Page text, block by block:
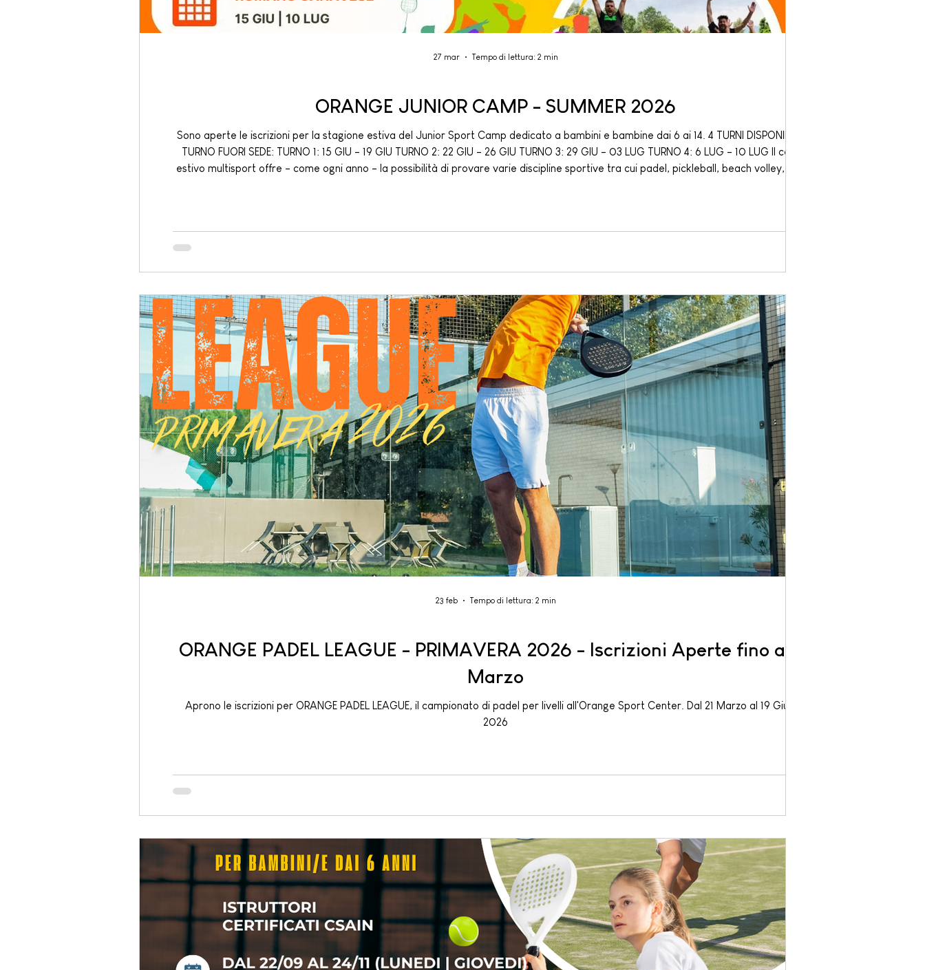
ORANGE JUNIOR CAMP - SUMMER 2026
Sono aperte le iscrizioni per la stagione estiva del Junior Sport Camp dedicato a bambini e bambine dai 6 ai 14. 4 TURNI DISPONIBILI + 1
TURNO FUORI SEDE: TURNO 1: 15 GIU - 19 GIU TURNO 2: 22 GIU - 26 GIU TURNO 3: 29 GIU - 03 LUG TURNO 4: 6 LUG - 10 LUG Il centro
estivo multisport offre - come ogni anno - la possibilità di provare varie discipline sportive tra cui padel, pickleball, beach volley, calcio
27 mar Tempo di lettura: 2 min
ORANGE PADEL LEAGUE - PRIMAVERA 2026 - Iscrizioni Aperte fino al 13
Marzo
Aprono le iscrizioni per ORANGE PADEL LEAGUE, il campionato di padel per livelli all'Orange Sport Center. Dal 21 Marzo al 19 Giugno
2026
23 feb Tempo di lettura: 2 min